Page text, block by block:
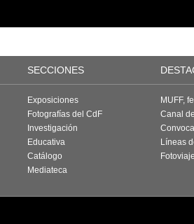
SECCIONES
Exposiciones
Fotografías del CdF
Investigación
Educativa
Catálogo
Mediateca
MUFF,
Canal
Líneas